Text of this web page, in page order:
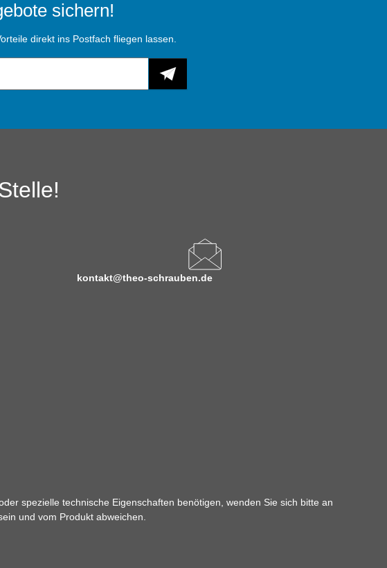
sichern!
direkt ins Postfach fliegen lassen.
kontakt@theo-schrauben.de
spezielle technische Eigenschaften benötigen, wenden Sie sich bitte an
und vom Produkt abweichen.